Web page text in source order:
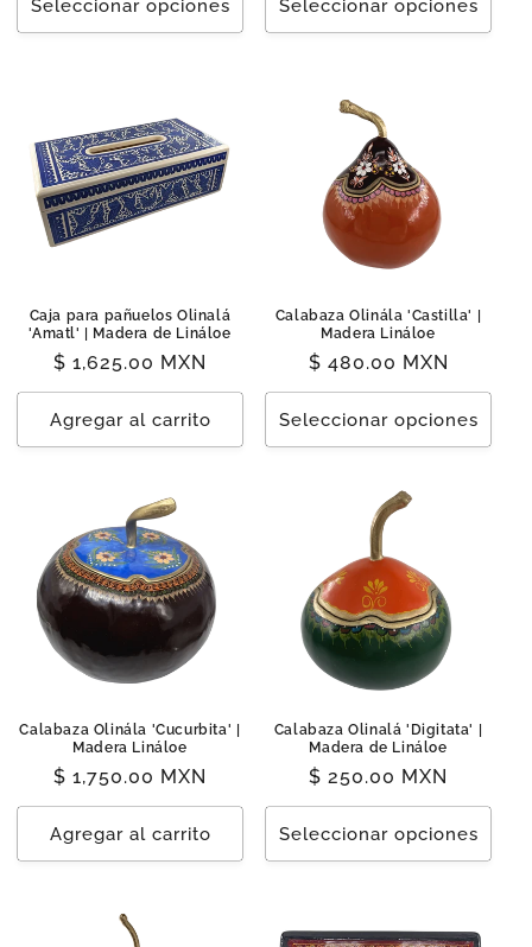
Seleccionar opciones Seleccionar opciones
Caja para pañuelos Olinalá
'Amatl' | Madera de Lináloe
Precio
habitual
$ 1,625.00 MXN
Agregar al carrito
Calabaza Olinála 'Castilla' |
Madera Lináloe
Precio
habitual
$ 480.00 MXN
Seleccionar opciones
Calabaza Olinála 'Cucurbita' |
Madera Lináloe
Precio
habitual
$ 1,750.00 MXN
Agregar al carrito
Calabaza Olinalá 'Digitata' |
Madera de Lináloe
Precio
habitual
$ 250.00 MXN
Seleccionar opciones